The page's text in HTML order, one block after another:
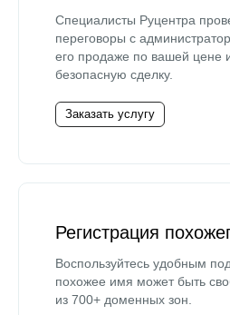
Специалисты Руцентра
переговоры с
его продаже по вашей цене
безопасную сделку.
Заказать услугу
Регистрация
Воспользуйтесь удобным
похожее имя может быть
из 700+ доменных зон.